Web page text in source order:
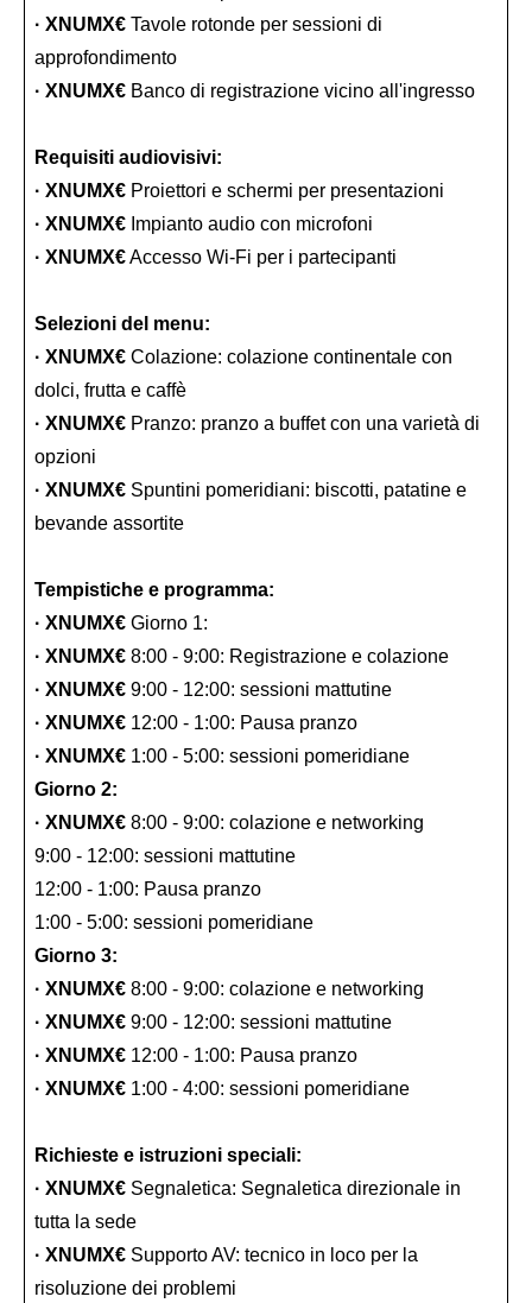
· XNUMX€ Tavole rotonde per sessioni di
approfondimento
· XNUMX€ Banco di registrazione vicino all'ingresso
Requisiti audiovisivi:
· XNUMX€ Proiettori e schermi per presentazioni
· XNUMX€ Impianto audio con microfoni
· XNUMX€Accesso Wi-Fi per i partecipanti
Selezioni del menu:
· XNUMX€ Colazione: colazione continentale con
dolci, frutta e caffè
· XNUMX€ Pranzo: pranzo a buffet con una varietà di
opzioni
· XNUMX€ Spuntini pomeridiani: biscotti, patatine e
bevande assortite
Tempistiche e programma:
· XNUMX€ Giorno 1:
· XNUMX€ 8:00 - 9:00: Registrazione e colazione
· XNUMX€ 9:00 - 12:00: sessioni mattutine
· XNUMX€ 12:00 - 1:00: Pausa pranzo
· XNUMX€ 1:00 - 5:00: sessioni pomeridiane
Giorno 2:
· XNUMX€ 8:00 - 9:00: colazione e networking
9:00 - 12:00: sessioni mattutine
12:00 - 1:00: Pausa pranzo
1:00 - 5:00: sessioni pomeridiane
Giorno 3:
· XNUMX€ 8:00 - 9:00: colazione e networking
· XNUMX€ 9:00 - 12:00: sessioni mattutine
· XNUMX€ 12:00 - 1:00: Pausa pranzo
· XNUMX€ 1:00 - 4:00: sessioni pomeridiane
Richieste e istruzioni speciali:
· XNUMX€ Segnaletica: Segnaletica direzionale in
tutta la sede
· XNUMX€ Supporto AV: tecnico in loco per la
risoluzione dei problemi